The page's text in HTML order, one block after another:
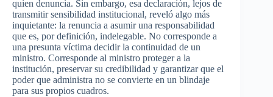
quien denuncia. Sin embargo, esa declaración, lejos de
transmitir sensibilidad institucional, reveló algo más
inquietante: la renuncia a asumir una responsabilidad
que es, por definición, indelegable. No corresponde a
una presunta víctima decidir la continuidad de un
ministro. Corresponde al ministro proteger a la
institución, preservar su credibilidad y garantizar que el
poder que administra no se convierte en un blindaje
para sus propios cuadros.